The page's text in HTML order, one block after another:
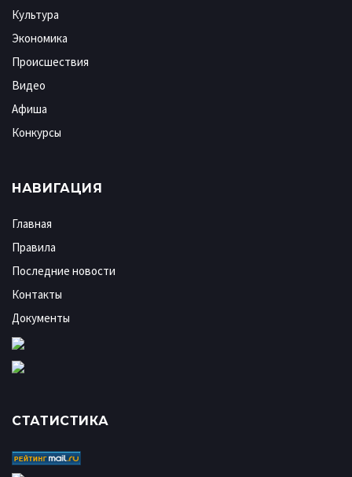
Культура
Экономика
Происшествия
Видео
Афиша
Конкурсы
НАВИГАЦИЯ
Главная
Правила
Последние новости
Контакты
Документы
СТАТИСТИКА